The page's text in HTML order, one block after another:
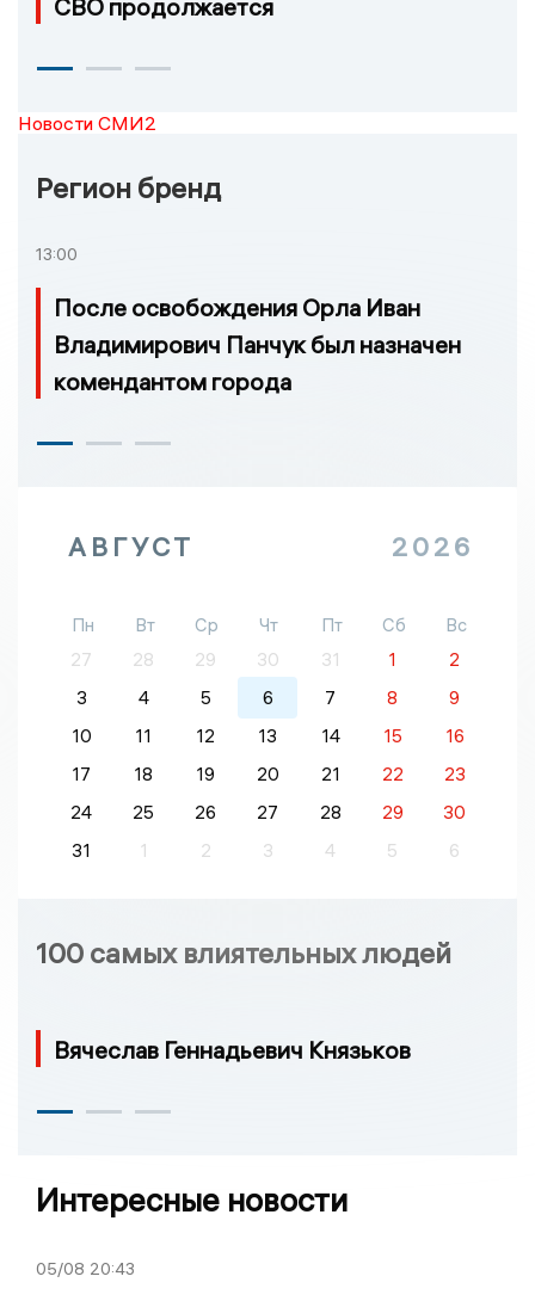
СВО продолжается
Новости СМИ2
Регион бренд
13:00
После освобождения Орла Иван
Владимирович Панчук был назначен
комендантом города
АВГУСТ 2026
Пн Вт Ср Чт Пт Сб
Вс
27
28 29 30 31 1
2
3
4 5 6 7 8
9
10
11 12 13 14 15
16
17
18 19 20 21 22
23
24
25 26 27 28 29
30
31
1 2 3 4 5 6
100 самых влиятельных людей
Вячеслав Геннадьевич Князьков
Интересные новости
05/08 20:43